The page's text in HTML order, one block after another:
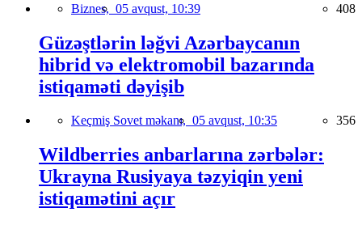
Biznes, 05 avqust, 10:39 408
Güzəştlərin ləğvi Azərbaycanın
hibrid və elektromobil bazarında
istiqaməti dəyişib
Keçmiş Sovet məkanı, 05 avqust, 10:35 356
Wildberries anbarlarına zərbələr:
Ukrayna Rusiyaya təzyiqin yeni
istiqamətini açır